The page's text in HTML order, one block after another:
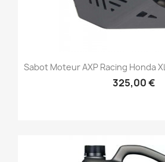
Sabot Moteur AXP Racing Honda
325,00 €